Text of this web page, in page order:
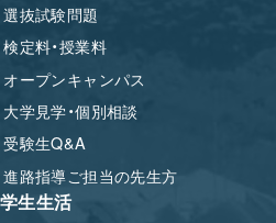
選抜試験問題
検定料・授業料
オープンキャンパス
大学見学・個別相談
受験生Q&A
進路指導ご担当の先生方
学生生活